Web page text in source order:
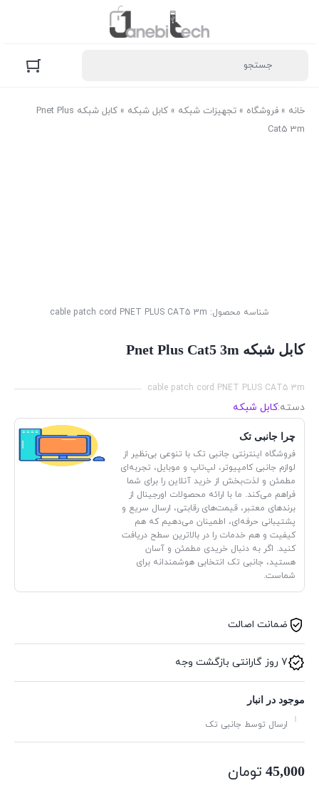
خانه » فروشگاه » تجهیزات شبکه » کابل شبکه »
کابل شبکه Pnet Plus
Cat5 3m
شناسه محصول: cable patch cord PNET PLUS CAT5 3m
کابل شبکه Pnet Plus Cat5 3m
cable patch cord PNET PLUS CAT5 3m
دسته:کابل شبکه
چرا جانبی تک
فروشگاه اینترنتی جانبی تک با تنوعی بی‌نظیر از
لوازم جانبی کامپیوتر، لپ‌تاپ و موبایل، تجربه‌ای
مطمئن و لذت‌بخش از خرید آنلاین را برای شما
فراهم می‌کند. ما با ارائه محصولات اورجینال از
برندهای معتبر، قیمت‌های رقابتی، ارسال سریع و
پشتیبانی حرفه‌ای، اطمینان می‌دهیم که هم
کیفیت و هم خدمات را در بالاترین سطح دریافت
کنید. اگر به دنبال خریدی مطمئن و آسان
هستید، جانبی تک انتخابی هوشمندانه برای
شماست.
ضمانت اصالت
7 روز گارانتی بازگشت وجه
موجود در انبار
ارسال توسط جانبی تک
45,000 تومان